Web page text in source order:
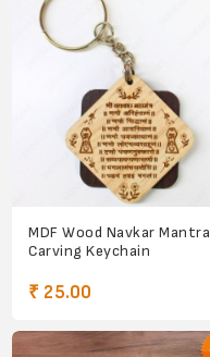
MDF Wood Navkar Mantra
Carving Keychain
₹ 25.00